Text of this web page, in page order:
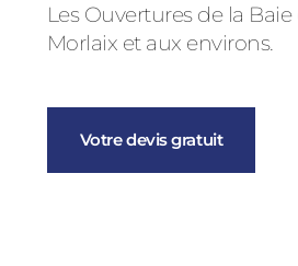
Les Ouvertures de la
Morlaix et aux environs.
Votre devis gratuit